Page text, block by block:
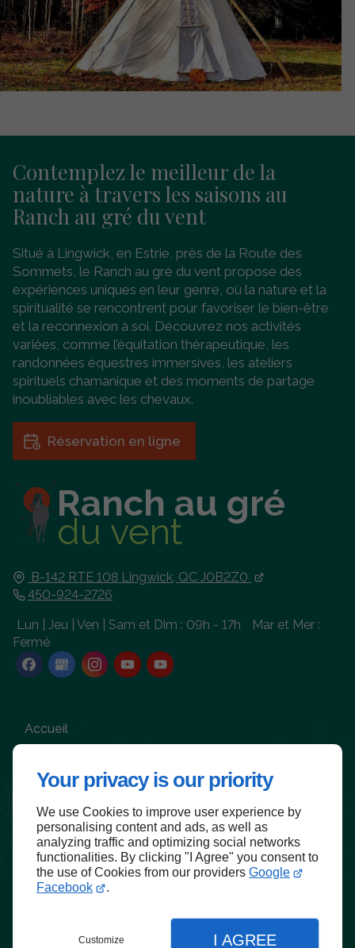
Your privacy is our priority
We use Cookies to improve user experience by
personalising content and ads, as well as
analyzing traffic and optimizing social networks
functionalities. By clicking "I Agree" you consent to
the use of Cookies from our providers Google
Facebook
.
Customize I AGREE
Ranch au gré
du vent
B-142 RTE 108 Lingwick, QC J0B2Z0
450-924-2726
Lun | Jeu | Ven | Sam et Dim : 09h - 17h
Mar et Mer :
Fermé
Accueil
Politique de confidentialité
Plan du site
Contemplez le meilleur de la
nature à travers les saisons au
Ranch au gré du vent
Situé à Lingwick, en Estrie, près de la Route des
Sommets, le Ranch au gré du vent propose des
expériences uniques en leur genre, où la nature et la
spiritualité se rencontrent pour favoriser le bien-être
et la reconnexion à soi. Découvrez nos activités
variées, comme l’équitation thérapeutique, les
randonnées équestres immersives, les ateliers
spirituels chamanique et des moments de partage
inoubliables avec les chevaux.
Réservation en ligne
Haut de page